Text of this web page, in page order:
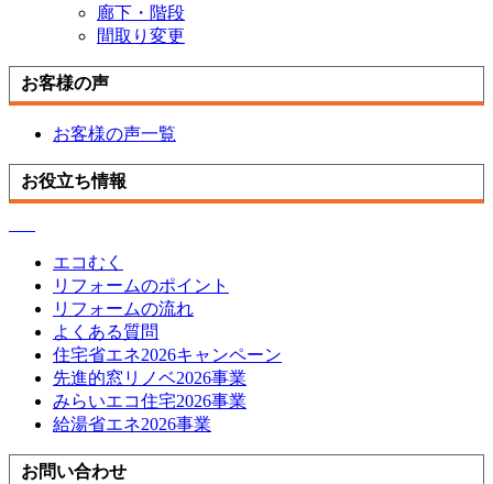
廊下・階段
間取り変更
お客様の声
お客様の声一覧
お役立ち情報
エコむく
リフォームのポイント
リフォームの流れ
よくある質問
住宅省エネ2026キャンペーン
先進的窓リノベ2026事業
みらいエコ住宅2026事業
給湯省エネ2026事業
お問い合わせ